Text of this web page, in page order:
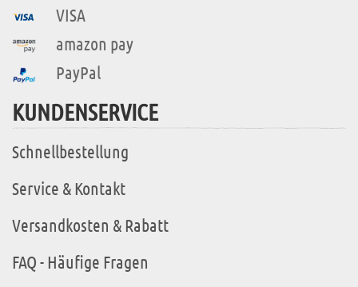
VISA
amazon pay
PayPal
KUNDENSERVICE
Schnellbestellung
Service & Kontakt
Versandkosten & Rabatt
FAQ - Häufige Fragen